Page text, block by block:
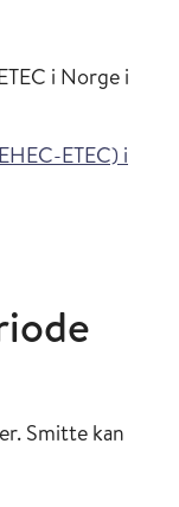
i Norge i
ETEC) i
Smitte kan